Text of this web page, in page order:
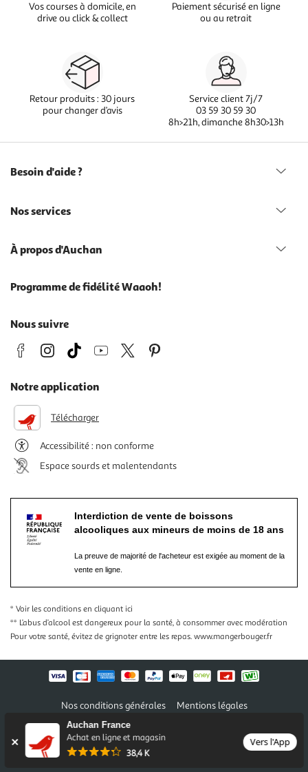
Auchan France
Achat en ligne et magasin
38,4 K
Vers l'App
Vos courses à domicile, en
drive ou click & collect
Paiement sécurisé en ligne
ou au retrait
Retour produits : 30 jours
pour changer d’avis
Service client 7j/7
03 59 30 59 30
8h>21h, dimanche 8h30>13h
Besoin d'aide ?
Nos services
À propos d'Auchan
Programme de fidélité Waaoh!
Nous suivre
Notre application
Télécharger
Accessibilité : non conforme
Espace sourds et malentendants
Interdiction de vente de boissons
alcooliques aux mineurs de moins de 18 ans
La preuve de majorité de l'acheteur est exigée au moment de la
vente en ligne.
* Voir les conditions en cliquant ici
** L’abus d’alcool est dangereux pour la santé, à consommer avec modération
Pour votre santé, évitez de grignoter entre les repas. www.mangerbouger.fr
Nos conditions générales
Mentions légales
Conditions des offres et promotions
Politique de confidentialité
Informations légales marketplace
Auchan 2026 © Tous droits réservés